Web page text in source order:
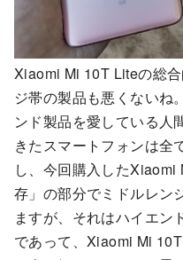
Xiaomi Mi 10T Liteの総
ジ帯の製品も悪くないね
ンド製品を愛している人
きたスマートフォンは全
し、今回購入した
存」の部分でミドルレン
ますが、それはハイエン
であって、Xiaomi Mi